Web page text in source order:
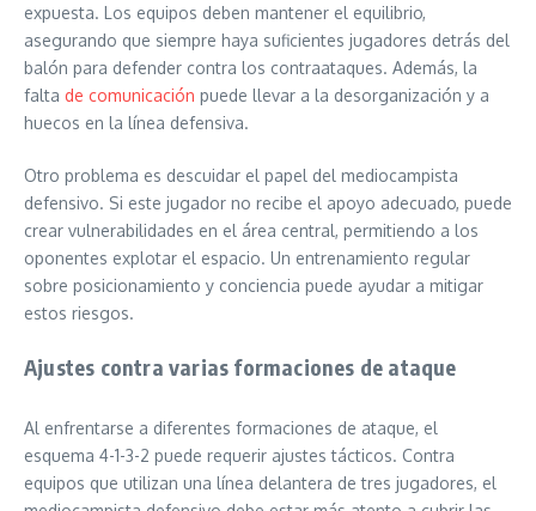
expuesta. Los equipos deben mantener el equilibrio,
asegurando que siempre haya suficientes jugadores detrás del
balón para defender contra los contraataques. Además, la
falta de comunicación puede llevar a la desorganización y a
huecos en la línea defensiva.
Otro problema es descuidar el papel del mediocampista
defensivo. Si este jugador no recibe el apoyo adecuado, puede
crear vulnerabilidades en el área central, permitiendo a los
oponentes explotar el espacio. Un entrenamiento regular
sobre posicionamiento y conciencia puede ayudar a mitigar
estos riesgos.
Ajustes contra varias formaciones de ataque
Al enfrentarse a diferentes formaciones de ataque, el
esquema 4-1-3-2 puede requerir ajustes tácticos. Contra
equipos que utilizan una línea delantera de tres jugadores, el